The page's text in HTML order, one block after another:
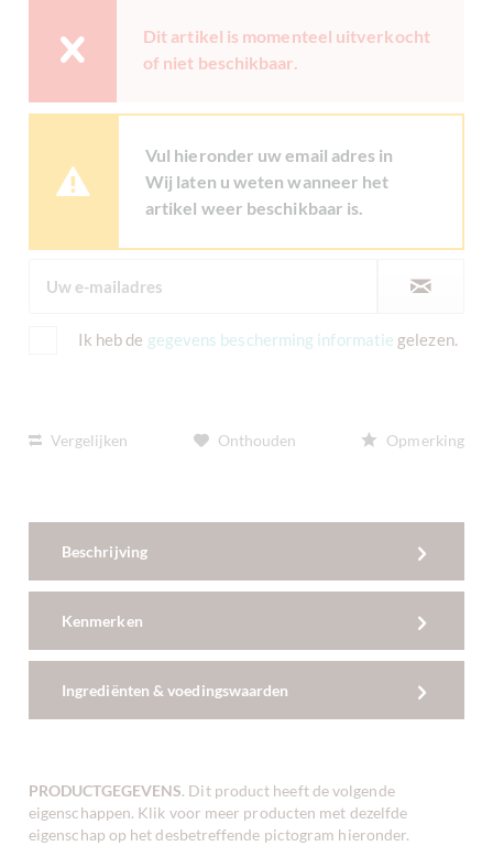
Dit artikel is momenteel uitverkocht
of niet beschikbaar.
Vul hieronder uw email adres in
Wij laten u weten wanneer het
artikel weer beschikbaar is.
Ik heb de gegevens bescherming informatie gelezen.
Vergelijken Onthouden Opmerking
Beschrijving
Kenmerken
Ingrediënten & voedingswaarden
PRODUCTGEGEVENS. Dit product heeft de volgende
eigenschappen. Klik voor meer producten met dezelfde
eigenschap op het desbetreffende pictogram hieronder.